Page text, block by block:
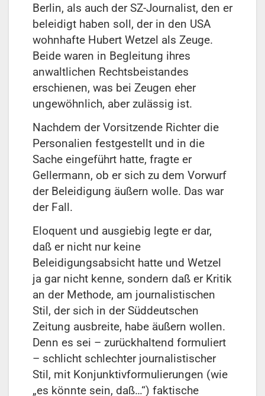
Berlin, als auch der SZ-Journalist, den er
beleidigt haben soll, der in den USA
wohnhafte Hubert Wetzel als Zeuge.
Beide waren in Beglei­tung ihres
anwaltlichen Rechtsbeistandes
erschienen, was bei Zeugen eher
ungewöhnlich, aber zulässig ist.
Nachdem der Vorsitzende Richter die
Personalien festgestellt und in die
Sache eingeführt hatte, fragte er
Gellermann, ob er sich zu dem Vorwurf
der Beleidigung äußern wolle. Das war
der Fall.
Eloquent und ausgiebig legte er dar,
daß er nicht nur keine
Beleidigungsabsicht hatte und Wetzel
ja gar nicht kenne, sondern daß er Kritik
an der Methode, am journalistischen
Stil, der sich in der Süddeutschen
Zeitung ausbreite, habe äußern wollen.
Denn es sei – zurückhaltend formuliert
– schlicht schlechter journalistischer
Stil, mit Konjunktiv­formulierungen (wie
„es könnte sein, daß…“) faktische